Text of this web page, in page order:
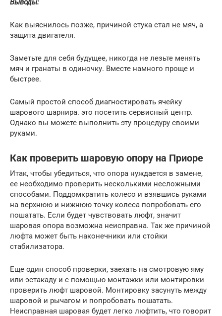
Выводы:
Как выяснилось позже, причиной стука стал не мяч, а
защита двигателя.
Заметьте для себя будущее, никогда не лезьте менять
мяч и гранаты в одиночку. Вместе намного проще и
быстрее.
Самый простой способ диагностировать ячейку
шарового шарнира. это посетить сервисный центр.
Однако вы можете выполнить эту процедуру своими
руками.
Как проверить шаровую опору на Приоре
Итак, чтобы убедиться, что опора нуждается в замене,
ее необходимо проверить несколькими несложными
способами. Поддомкратить колесо и взявшись руками
на верхнюю и нижнюю точку колеса попробовать его
пошатать. Если будет чувствовать люфт, значит
шаровая опора возможна неисправна. Так же причиной
люфта может быть наконечники или стойки
стабилизатора.
Еще один способ проверки, заехать на смотровую яму
или эстакаду и с помощью монтажки или монтировки
проверить люфт шаровой. Монтировку засунуть между
шаровой и рычагом и попробовать пошатать.
Неисправная шаровая будет легко люфтить, что говорит